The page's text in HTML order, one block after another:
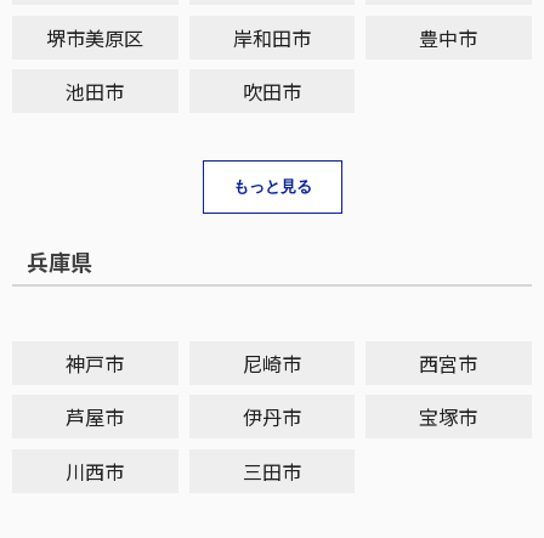
堺市美原区
岸和田市
豊中市
池田市
吹田市
もっと見る
兵庫県
神戸市 尼崎市
西宮市
芦屋市
伊丹市
宝塚市
川西市
三田市